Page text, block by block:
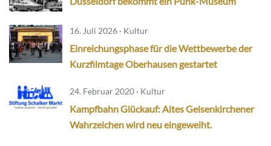
16. Juli 2026 · Kultur
Einreichungsphase für die Wettbewerbe der
Kurzfilmtage Oberhausen gestartet
24. Februar 2020 · Kultur
Kampfbahn Glückauf: Altes Gelsenkirchener
Wahrzeichen wird neu eingeweiht.